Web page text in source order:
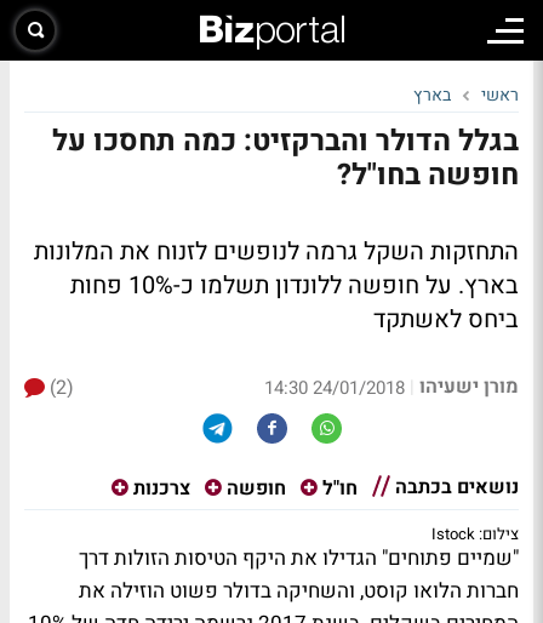
ראשי בארץ
בגלל הדולר והברקזיט: כמה תחסכו על
חופשה בחו"ל?
התחזקות השקל גרמה לנופשים לזנוח את המלונות
בארץ. על חופשה ללונדון תשלמו כ-10% פחות
ביחס לאשתקד
מורן ישעיהו |
24/01/2018 14:30
(2)
נושאים בכתבה חו"ל חופשה צרכנות
צילום: Istock
"שמיים פתוחים" הגדילו את היקף הטיסות הזולות דרך
חברות הלואו קוסט, והשחיקה בדולר פשוט הוזילה את